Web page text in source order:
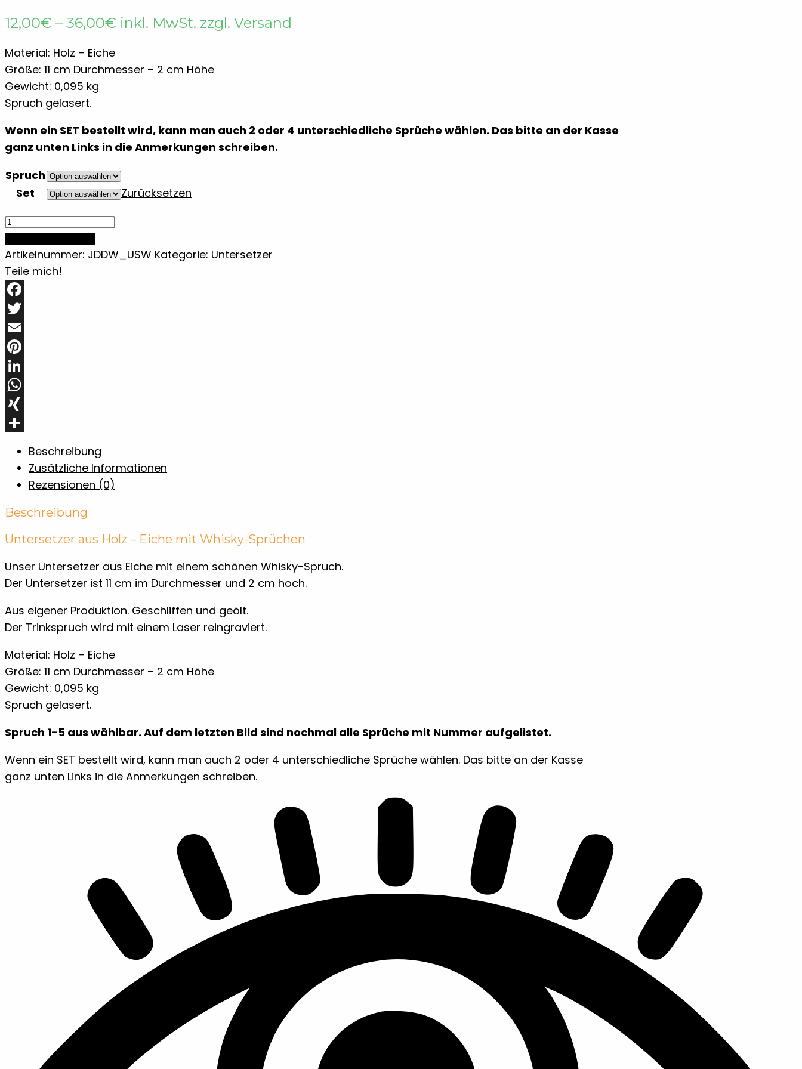
12,00€ – 36,00€ Preisspanne:
36,00€
inkl. MwSt. zzgl. Versand
Material: Holz – Eiche
Größe: 11 cm Durchmesser – 2 cm Höhe
Gewicht: 0,095 kg
Spruch gelasert.
Wenn ein SET bestellt wird, kann man auch 2 oder 4 unterschiedliche Sprüche wählen. Das bitte an der Kasse
ganz unten Links in die Anmerkungen schreiben.
Spruch
Set
Zurücksetzen
Untersetzer
aus
Holz
-
Eiche
mit
Whisky-
Sprüchen
Menge
Artikelnummer: JDDW_USW Kategorie: Untersetzer
Teile mich!
Facebook
Twitter
Email
Pinterest
LinkedIn
WhatsApp
XING
Beschreibung
Zusätzliche Informationen
Rezensionen (0)
Beschreibung
Untersetzer aus Holz – Eiche mit Whisky-Sprüchen
Unser Untersetzer aus Eiche mit einem schönen Whisky-Spruch.
Der Untersetzer ist 11 cm im Durchmesser und 2 cm hoch.
Aus eigener Produktion. Geschliffen und geölt.
Der Trinkspruch wird mit einem Laser reingraviert.
Material: Holz – Eiche
Größe: 11 cm Durchmesser – 2 cm Höhe
Gewicht: 0,095 kg
Spruch gelasert.
Spruch 1-5 aus wählbar. Auf dem letzten Bild sind nochmal alle Sprüche mit Nummer aufgelistet.
Wenn ein SET bestellt wird, kann man auch 2 oder 4 unterschiedliche Sprüche wählen. Das bitte an der Kasse
ganz unten Links in die Anmerkungen schreiben.